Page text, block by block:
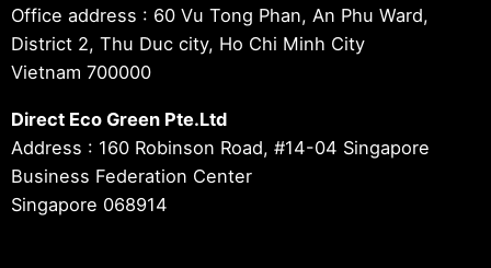
Office address : 60 Vu Tong Phan, An Phu Ward,
District 2, Thu Duc city, Ho Chi Minh City
Vietnam 700000
Direct Eco Green Pte.Ltd
Address : 160 Robinson Road, #14-04 Singapore
Business Federation Center
Singapore 068914